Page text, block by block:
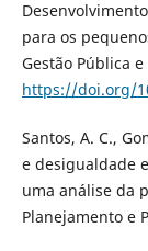
para os
Gestão Pública
https://doi.org/
Santos, A. C.,
e desigualdade
uma análise da
Planejamento e